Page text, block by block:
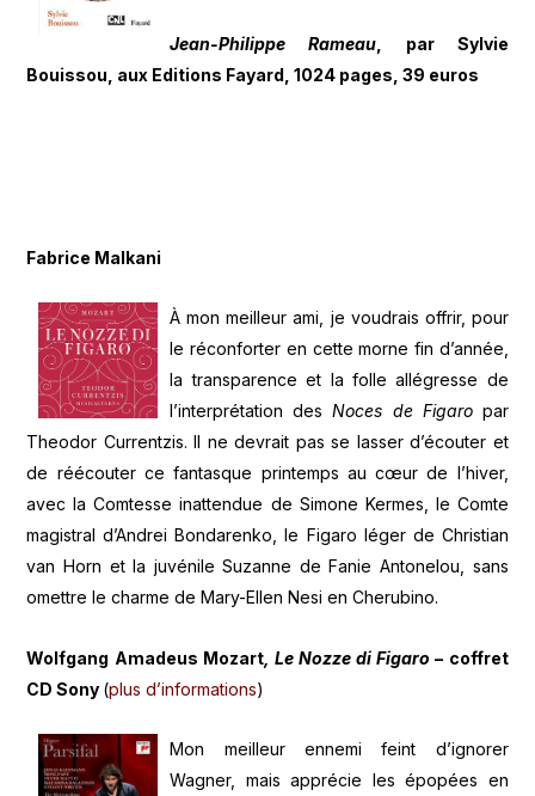
Jean-Philippe Rameau, par Sylvie
Bouissou, aux Editions Fayard, 1024 pages, 39 euros
Fabrice Malkani
À mon meilleur ami, je voudrais offrir, pour
le réconforter en cette morne fin d’année,
la transparence et la folle allégresse de
l’interprétation desNoces de Figaropar
Theodor Currentzis. Il ne devrait pas se lasser d’écouter et
de réécouter ce fantasque printemps au cœur de l’hiver,
avec la Comtesse inattendue de Simone Kermes, le Comte
magistral d’Andrei Bondarenko, le Figaro léger de Christian
van Horn et la juvénile Suzanne de Fanie Antonelou, sans
omettre le charme de Mary-Ellen Nesi en Cherubino.
Wolfgang Amadeus Mozart, Le Nozze di Figaro – coffret
CD Sony (plus d’informations)
Mon meilleur ennemi feint d’ignorer
Wagner, mais apprécie les épopées en